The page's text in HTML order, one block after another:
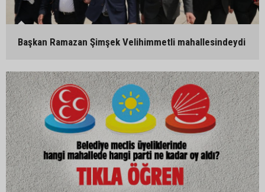
Başkan Ramazan Şimşek Velihimmetli mahallesindeydi